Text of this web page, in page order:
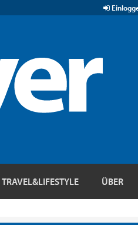
TRAVEL&LIFESTYLE ÜBER